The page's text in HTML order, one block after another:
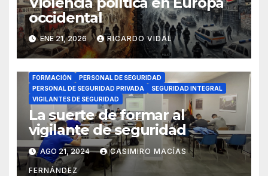
occidental
ENE 21, 2026 RICARDO VIDAL
FORMACIÓN
PERSONAL DE SEGURIDAD
PERSONAL DE SEGURIDAD PRIVADA
SEGURIDAD INTEGRAL
VIGILANTES DE SEGURIDAD
La suerte de formar al
vigilante de seguridad
AGO 21, 2024 CASIMIRO MACÍAS
FERNÁNDEZ